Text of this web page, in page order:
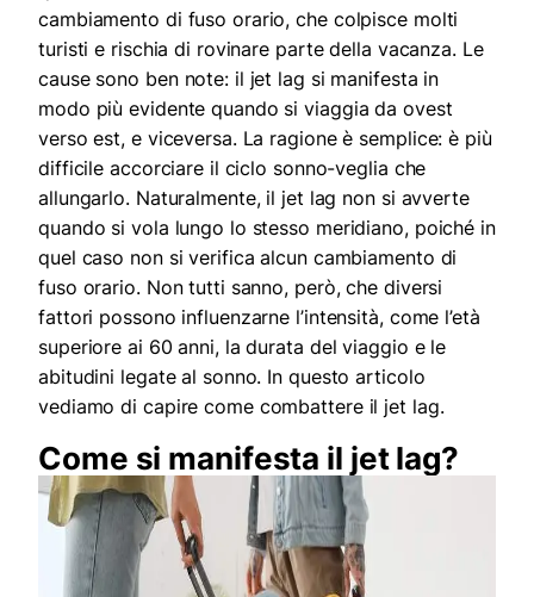
cambiamento di fuso orario, che colpisce molti
turisti e rischia di rovinare parte della vacanza. Le
cause sono ben note: il jet lag si manifesta in
modo più evidente quando si viaggia da ovest
verso est, e viceversa. La ragione è semplice: è più
difficile accorciare il ciclo sonno-veglia che
allungarlo. Naturalmente, il jet lag non si avverte
quando si vola lungo lo stesso meridiano, poiché in
quel caso non si verifica alcun cambiamento di
fuso orario. Non tutti sanno, però, che diversi
fattori possono influenzarne l’intensità, come l’età
superiore ai 60 anni, la durata del viaggio e le
abitudini legate al sonno. In questo articolo
vediamo di capire come combattere il jet lag.
Come si manifesta il jet lag?